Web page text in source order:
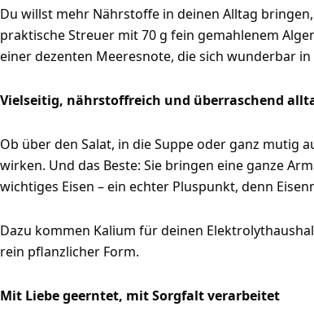
Du willst mehr Nährstoffe in deinen Alltag
praktische Streuer mit 70 g fein gemahlenem
einer dezenten Meeresnote, die sich wunderbar
Vielseitig, nährstoffreich und überraschend
Ob über den Salat, in die Suppe oder ganz mutig
wirken. Und das Beste: Sie bringen eine ganze
wichtiges Eisen – ein echter Pluspunkt, denn
Dazu kommen Kalium für deinen
rein pflanzlicher Form.
Mit Liebe geerntet, mit Sorgfalt verarbeitet